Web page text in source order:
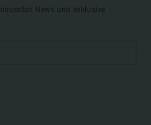
News und exklusive